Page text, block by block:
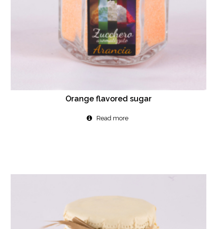
Orange flavored sugar
Read more